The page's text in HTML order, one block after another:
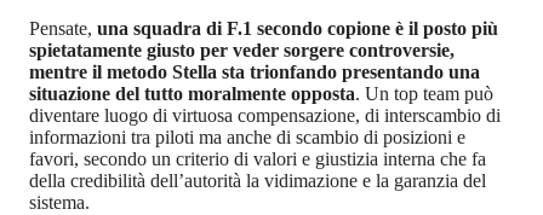
Pensate, una squadra di F.1 secondo copione è il posto più
spietatamente giusto per veder sorgere controversie,
mentre il metodo Stella sta trionfando presentando una
situazione del tutto moralmente opposta. Un top team può
diventare luogo di virtuosa compensazione, di interscambio di
informazioni tra piloti ma anche di scambio di posizioni e
favori, secondo un criterio di valori e giustizia interna che fa
della credibilità dell’autorità la vidimazione e la garanzia del
sistema.